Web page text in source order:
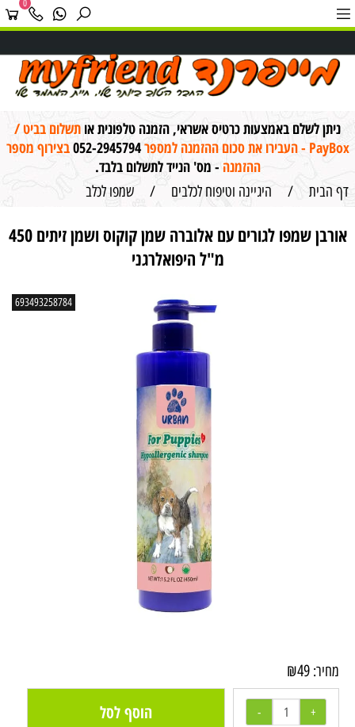
0
ניתן לשלם באמצעות כרטיס אשראי, הזמנה טלפונית או תשלום בביט /
PayBox - העבירו את סכום ההזמנה למספר
052-2945794בצירוף מספר
ההזמנה - מס' הנייד לתשלום בלבד.
דף הבית / היגיינה וטיפוח לכלבים / שמפו לכלב
אורבן שמפו לגורים עם אלוברה שמן קוקוס ושמן זיתים 450
מ"ל היפואלרגני
693493258784
מחיר: ₪49
הוסף לסל